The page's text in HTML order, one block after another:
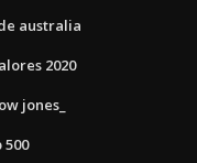
australia
2020
jones_